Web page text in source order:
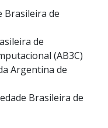
Brasileira de
de
(AB3C)
Argentina de
Brasileira de